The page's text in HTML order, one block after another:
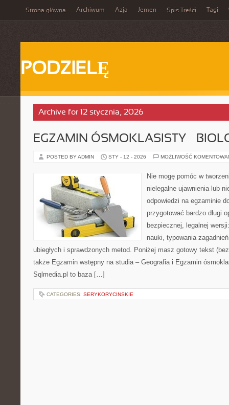
Strona główna Archiwum Azja Jemen Spis Treści Tagi
PODZIELĘ
Archive for 12 stycznia, 2026
EGZAMIN ÓSMOKLASISTY –
POSTED BY ADMIN STY - 12 - 2026 MOŻLIWOŚĆ
Nie mogę pomóc w
nielegalne ujawnienia lub
odpowiedzi na egzaminie
przygotować bardzo długi
bezpiecznej, legalnej
nauki, typowania
ubiegłych i sprawdzonych metod. Poniżej masz gotowy tekst
także Egzamin wstępny na studia – Geografia i Egzamin
Sqlmedia.pl to baza […]
CATEGORIES: SERYKORYCINSKIE